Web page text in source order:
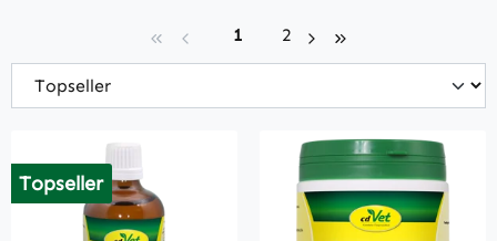
Seite
1 Seite
2
Topseller